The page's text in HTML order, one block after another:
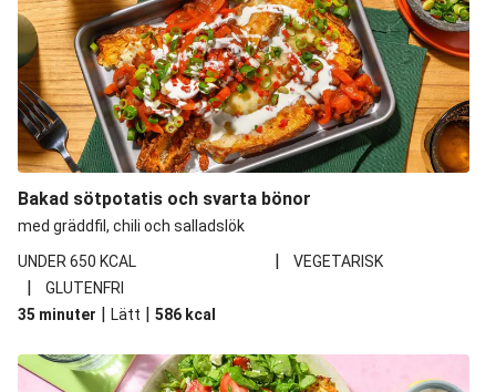
Bakad sötpotatis och svarta bönor
med gräddfil, chili och salladslök
UNDER 650 KCAL
| VEGETARISK
|
GLUTENFRI
35 minuter | Lätt | 586 kcal